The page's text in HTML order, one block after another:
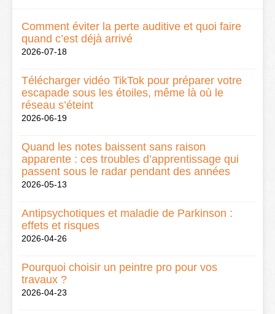
Comment éviter la perte auditive et quoi faire
quand c’est déjà arrivé
2026-07-18
Télécharger vidéo TikTok pour préparer votre
escapade sous les étoiles, même là où le
réseau s’éteint
2026-06-19
Quand les notes baissent sans raison
apparente : ces troubles d’apprentissage qui
passent sous le radar pendant des années
2026-05-13
Antipsychotiques et maladie de Parkinson :
effets et risques
2026-04-26
Pourquoi choisir un peintre pro pour vos
travaux ?
2026-04-23